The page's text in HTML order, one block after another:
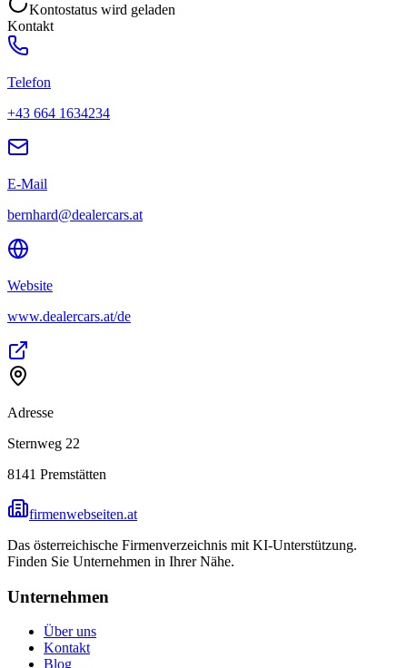
Kontostatus wird geladen
Kontakt
Telefon
+43 664 1634234
E-Mail
bernhard@dealercars.at
Website
www.dealercars.at/de
Adresse
Sternweg 22
8141 Premstätten
firmenwebseiten.at
Das österreichische Firmenverzeichnis mit KI-Unterstützung.
Finden Sie Unternehmen in Ihrer Nähe.
Unternehmen
Über uns
Kontakt
Blog